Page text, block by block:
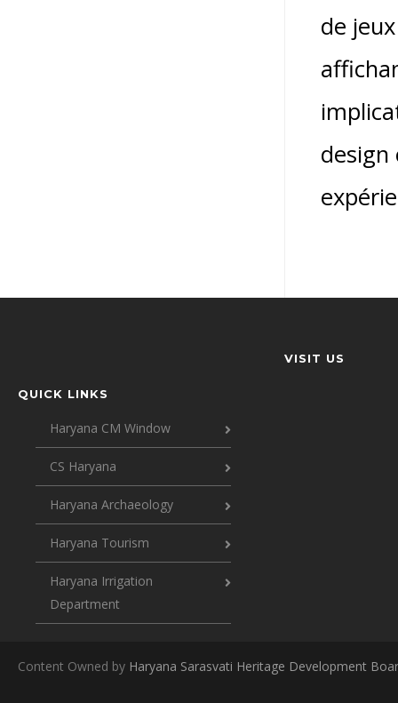
de
design
QUICK LINKS
Haryana CM Window
CS Haryana
Haryana Archaeology
Haryana Tourism
Haryana Irrigation
Department
VISIT US
Content Owned by Haryana Sarasvati Heritage Development